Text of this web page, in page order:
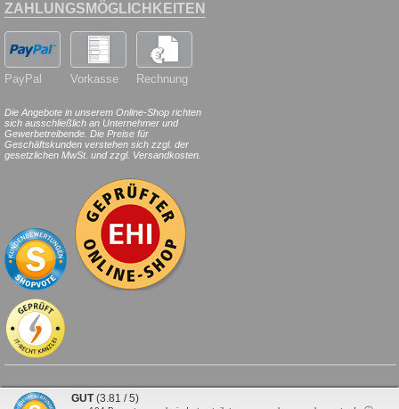
GUT (3.81 / 5)
ZAHLUNGSMÖGLICHKEITEN
PayPal Vorkasse Rechnung
Die Angebote in unserem Online-Shop richten
sich ausschließlich an Unternehmer und
Gewerbetreibende. Die Preise für
Geschäftskunden verstehen sich zzgl. der
gesetzlichen MwSt. und zzgl. Versandkosten.
© 2026HILDE24.de. Alle Rechte